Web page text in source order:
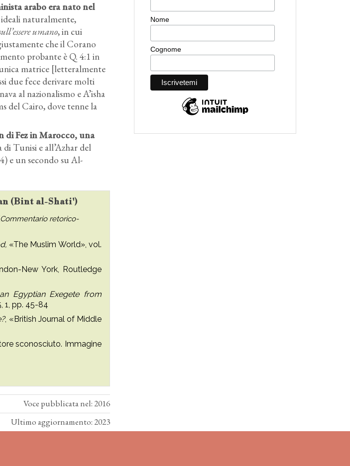
arabo era nato nel
ideali naturalmente,
umano, in cui
che il Corano
probante è Q. 4:1 in
matrice [letteralmente
due fece derivare molti
al nazionalismo e A’isha
del Cairo, dove tenne la
di Fez in Marocco, una
Tunisi e all’Azhar del
e un secondo su Al-
(Bint al-Shati')
Commentario retorico-
«The Muslim World», vol.
New York, Routledge
Egyptian Exegete from
1, pp. 45-84
, «British Journal of Middle
sconosciuto. Immagine
Voce pubblicata nel: 2016
Ultimo aggiornamento: 2023